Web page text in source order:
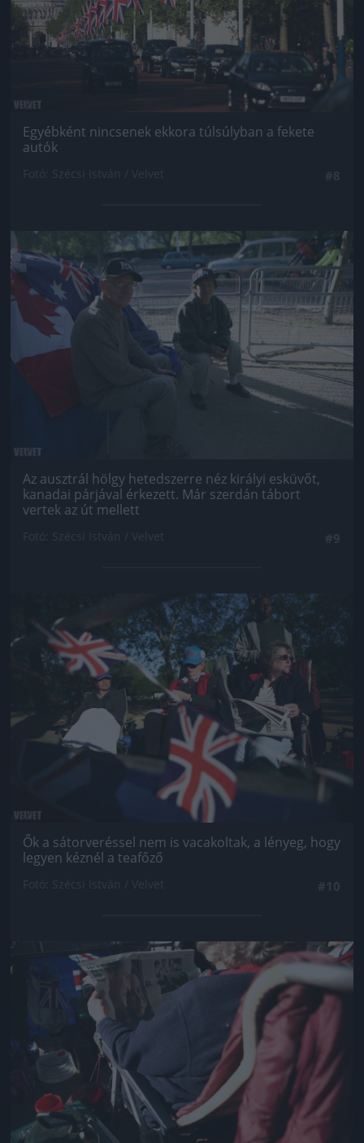
Egyébként nincsenek ekkora túlsúlyban a fekete
autók
Jön még kép!
Az ausztrál hölgy hetedszerre néz királyi esküvőt,
kanadai párjával érkezett. Már szerdán tábort
vertek az út mellett
Jön még kép!
Ők a sátorveréssel nem is vacakoltak, a lényeg, hogy
legyen kéznél a teafőző
Jön még kép!